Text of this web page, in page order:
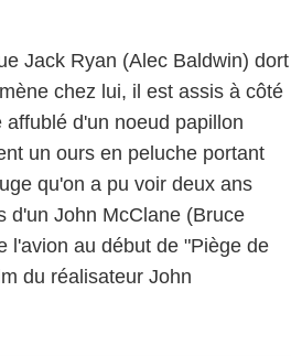
Jack Ryan (Alec Baldwin) dort
chez lui, il est assis à côté
d'un noeud papillon
un ours en peluche portant
qu'on a pu voir deux ans
d'un John McClane (Bruce
l'avion au début de "Piège de
du réalisateur John